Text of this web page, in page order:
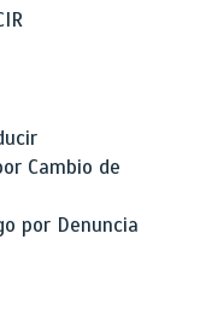
Cambio de
por Denuncia